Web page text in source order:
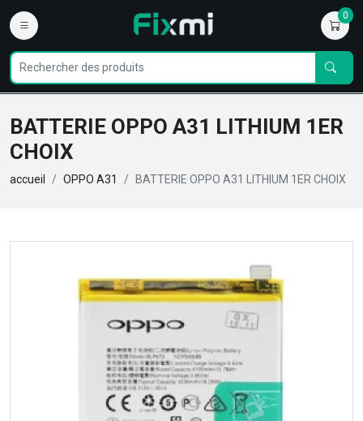
0
BATTERIE OPPO A31 LITHIUM 1ER
CHOIX
accueil OPPO A31 BATTERIE OPPO A31 LITHIUM 1ER CHOIX